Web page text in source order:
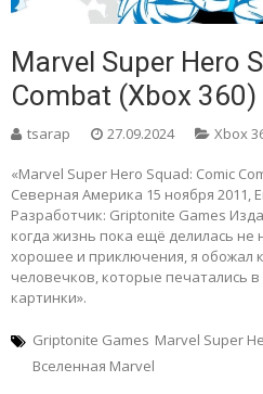
Marvel Super Hero
Combat (Xbox 360)
tsarap 27.09.2024 Xbox
«Marvel Super Hero Squad: Comic
Северная Америка 15 ноября 2011,
Разработчик: Griptonite Games
когда жизнь пока ещё делилась не
хорошее и приключения, я обожал
человечков, которые печатались
картинки».
Griptonite Games Marvel Super
Вселенная Marvel